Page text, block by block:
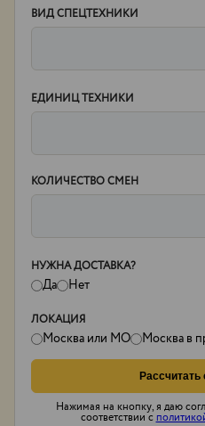
ВИД СПЕЦТЕХНИКИ
ЕДИНИЦ ТЕХНИКИ
КОЛИЧЕСТВО СМЕН
НУЖНА ДОСТАВКА?
Да Нет
ЛОКАЦИЯ
Москва или МО Москва в
Рассчитать
Нажимая на кнопку, я даю
соответствии с